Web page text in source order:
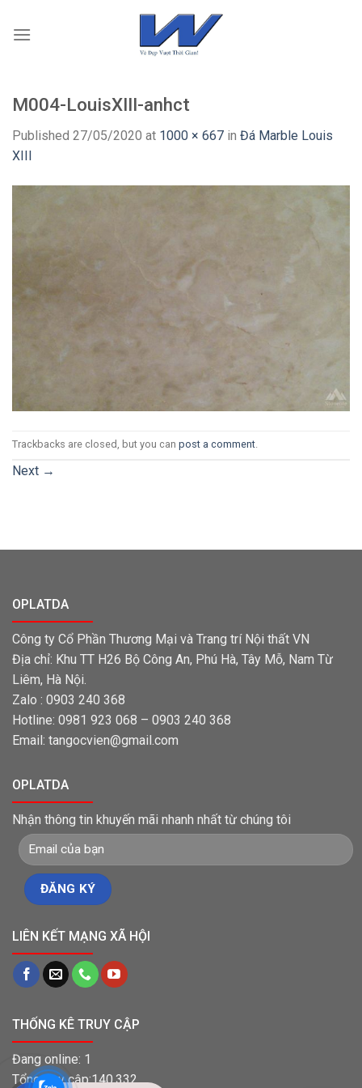
M004-LouisXIII-anhct
Published 27/05/2020 at 1000 × 667 in Đá Marble Louis
XIII
Trackbacks are closed, but you can post a comment.
Next →
OPLATDA
Công ty Cổ Phần Thương Mại và Trang trí Nội thất VN
Địa chỉ: Khu TT H26 Bộ Công An, Phú Hà, Tây Mỗ, Nam Từ
Liêm, Hà Nội.
Zalo : 0903 240 368
Hotline: 0981 923 068 – 0903 240 368
Email: tangocvien@gmail.com
OPLATDA
Nhận thông tin khuyến mãi nhanh nhất từ chúng tôi
LIÊN KẾT MẠNG XÃ HỘI
THỐNG KÊ TRUY CẬP
Đang online: 1
Tổng truy cập:140.332